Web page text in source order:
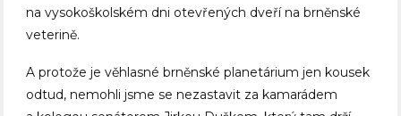
na vysokoškolském dni otevřených dveří na brněnské
veterině.
A protože je věhlasné brněnské planetárium jen kousek
odtud, nemohli jsme se nezastavit za kamarádem